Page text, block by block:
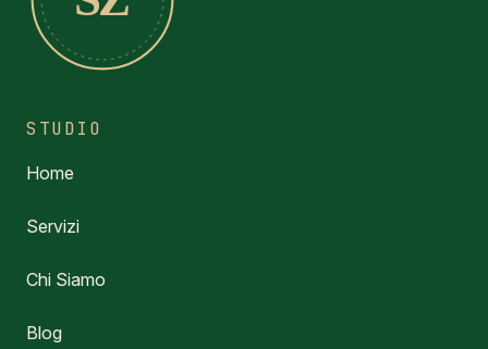
STUDIO
Home
Servizi
Chi Siamo
Blog